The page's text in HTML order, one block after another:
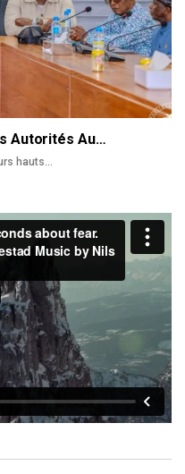
Autorités Au…
hauts…